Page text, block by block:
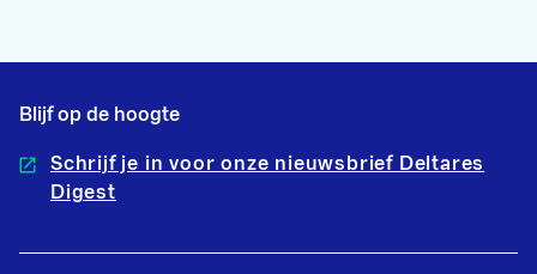
Blijf op de hoogte
Schrijf je in voor onze nieuwsbrief Deltares
Digest